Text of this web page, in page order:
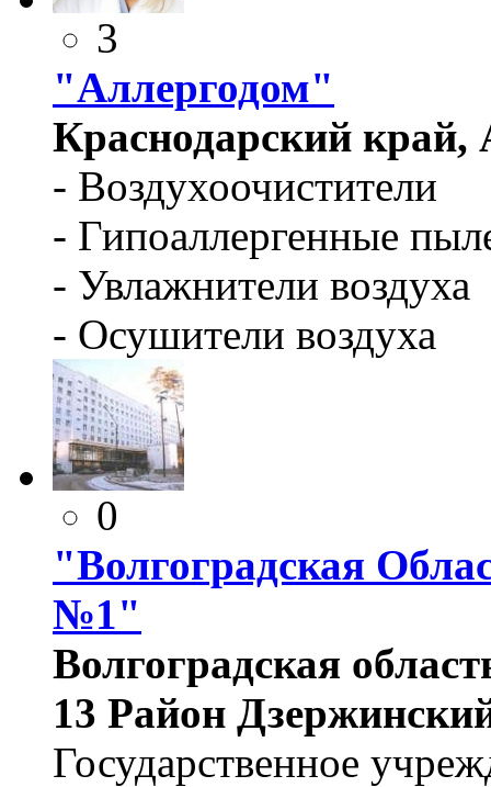
3
"Аллергодом"
Краснодарский
- Воздухоочистители
- Гипоаллергенные
- Увлажнители воздуха
- Осушители воздуха
0
"Волгоградская
№1"
Волгоградская
13 Район
Государственное